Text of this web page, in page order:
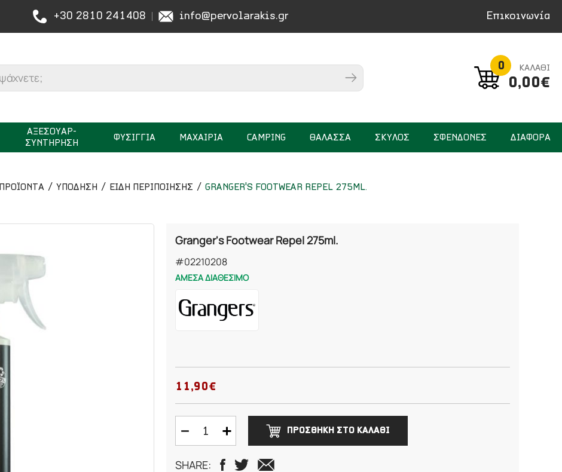
+30 2810 241408 info@pervolarakis.gr Επικοινωνία
0 ΚΑΛΑΘΙ
0,00€
ΑΞΕΣΟΥΑΡ-
ΣΥΝΤΗΡΗΣΗ
ΦΥΣΙΓΓΙΑ ΜΑΧΑΙΡΙΑ CAMPING ΘΑΛΑΣΣΑ ΣΚΥΛΟΣ ΣΦΕΝΔΟΝΕΣ ΔΙΑΦΟΡΑ
ΠΡΟΪΟΝΤΑ ΥΠΟΔΗΣΗ ΕΙΔΗ ΠΕΡΙΠΟΙΗΣΗΣ GRANGER'S FOOTWEAR REPEL 275ML.
Granger's Footwear Repel 275ml.
#02210208
ΑΜΕΣΑ ΔΙΑΘΕΣΙΜΟ
11,90€
ΠΡΟΣΘΗΚΗ ΣΤΟ ΚΑΛΑΘΙ
SHARE: